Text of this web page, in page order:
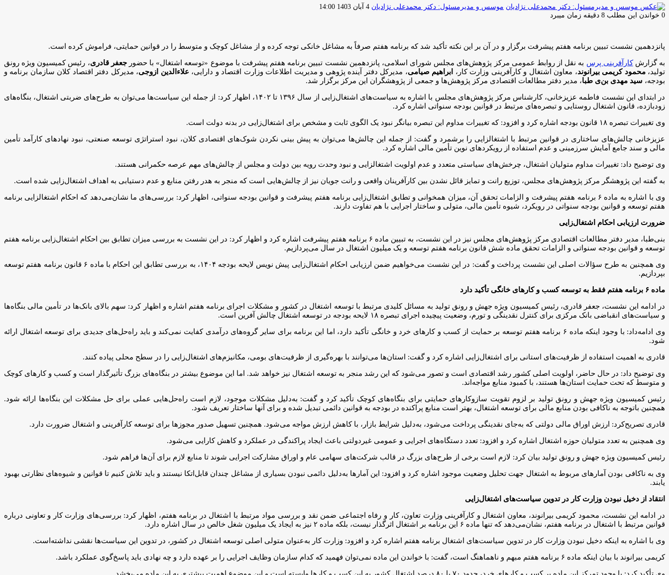
موسس و مدیرمسئول: دکتر محمدعلی نژادیان ارسال
4 آبان 1403 14:00
0 خواندن این مطلب 8 دقیقه زمان میبرد
پانزدهمین نشست تبیین برنامه هفتم پیشرفت برگزار و در آن بر این نکته تأکید شد که برنامه هفتم صرفاً به مشاغل خانکی توجه کرده و از مشاغل کوچک و متوسط را در قوانین حمایتی، فراموش کرده است.
به گزارشکارآفرینی پرس به نقل از روابط عمومی مرکز پژوهش‌های مجلس شورای اسلامی، پانزدهمین نشست تبیین برنامه هفتم پیشرفت با موضوع «توسعه اشتغال» با حضورجعفر قادری، رئیس کمیسیون ویژه رونق
تولید،محمود کریمی بیرانوند، معاون اشتغال و کارآفرینی وزارت کار، ابراهیم صیامی، مدیرکل دفتر آینده پژوهی و مدیریت اطلاعات وزارت اقتصاد و دارایی، علاءالدین ازوجی، مدیرکل دفتر اقتصاد کلان سازمان برنامه و
بودجه، سید مهدی بن‌ی طبا، مدیر دفتر مطالعات اقتصادی مرکز پژوهش‌ها و جمعی از پژوهشگران این مرکز برگزار شد.
در ابتدای این نشست فاطمه عزیزخانی، کارشناس مرکز پژوهش‌های مجلس با اشاره به سیاست‌های اشتغال‌زایی از سال ۱۳۹۶ تا ۱۴۰۲، اظهار کرد: از جمله این سیاست‌ها می‌توان به طرح‌های ضربتی اشتغال، بنگاه‌های
زودبازده، قانون اشتغال روستایی و تبصره‌های مرتبط در قوانین بودجه سنواتی اشاره کرد.
وی تغییرات تبصره ۱۸ قانون بودجه اشاره کرد و افزود: که تغییرات مداوم این تبصره بیانگر نبود یک الگوی ثابت و مشخص برای اشتغال‌زایی در بدنه دولت است.
عزیزخانی چالش‌های ساختاری در قوانین مرتبط با اشتغالزایی را برشمرد و گفت: از جمله این چالش‌ها می‌توان به پیش بینی نکردن شوک‌های اقتصادی کلان، نبود استراتژی توسعه صنعتی، نبود نهادهای کارآمد تأمین
مالی و سند جامع آمایش سرزمینی و عدم استفاده از رویکردهای نوین تأمین مالی اشاره کرد.
وی توضیح داد: تغییرات مداوم متولیان اشتغال، چرخش‌های سیاستی متعدد و عدم اولویت اشتغالزایی و نبود وحدت رویه بین دولت و مجلس از چالش‌های مهم عرصه حکمرانی هستند.
به گفته این پژوهشگر مرکز پژوهش‌های مجلس، توزیع رانت و تمایز قائل نشدن بین کارآفرینان واقعی و رانت جویان نیز از چالش‌هایی است که منجر به هدر رفتن منابع و عدم دستیابی به اهداف اشتغال‌زایی شده است.
وی با اشاره به ماده ۶ برنامه هفتم پیشرفت و الزامات تحقق آن، میزان همخوانی و تطابق اشتغال‌زایی برنامه هفتم پیشرفت و قوانین بودجه سنواتی، اظهار کرد: بررسی‌های ما نشان‌می‌دهد که احکام اشتغالزایی برنامه
هفتم توسعه و قوانین بودجه سنواتی در رویکرد، شیوه تأمین مالی، متولی و ساختار اجرایی با هم تفاوت دارند.
ضرورت ارزیابی احکام اشتغال‌زایی
بنی‌طبا، مدیر دفتر مطالعات اقتصادی مرکز پژوهش‌های مجلس نیز در این نشست، به تبیین ماده ۶ برنامه هفتم پیشرفت اشاره کرد و اظهار کرد: در این نشست به بررسی میزان تطابق بین احکام اشتغال‌زایی برنامه هفتم
توسعه و قوانین بودجه سنواتی و الزامات تحقق ماده شش قانون برنامه هفتم توسعه و یک میلیون اشتغال در سال می‌پردازیم.
وی همچنین به طرح سؤالات اصلی این نشست پرداخت و گفت: در این نشست می‌خواهیم ضمن ارزیابی احکام اشتغال‌زایی پیش نویس لایحه بودجه ۱۴۰۴، به بررسی تطابق این احکام با ماده ۶ قانون برنامه هفتم توسعه
بپردازیم.
ماده ۶ برنامه هفتم فقط به توسعه کسب و کارهای خانگی تأکید دارد
در ادامه این نشست، جعفر قادری، رئیس کمیسیون ویژه جهش و رونق تولید به مسائل کلیدی مرتبط با توسعه اشتغال در کشور و مشکلات اجرای برنامه هفتم اشاره و اظهار کرد: سهم بالای بانک‌ها در تأمین مالی بنگاه‌ها
و سیاست‌های انقباضی بانک مرکزی برای کنترل نقدینگی و تورم، وضعیت پیچیده اجرای تبصره ۱۸ لایحه بودجه در توسعه اشتغال چالش آفرین است.
وی ادامه‌داد: با وجود اینکه ماده ۶ برنامه هفتم توسعه بر حمایت از کسب و کارهای خرد و خانگی تأکید دارد، اما این برنامه برای سایر گروه‌های درآمدی کفایت نمی‌کند و باید راه‌حل‌های جدیدی برای توسعه اشتغال ارائه
شود.
قادری به اهمیت استفاده از ظرفیت‌های استانی برای اشتغال‌زایی اشاره کرد و گفت: استان‌ها می‌توانند با بهره‌گیری از ظرفیت‌های بومی، مکانیزم‌های اشتغال‌زایی را در سطح محلی پیاده کنند.
وی توضیح داد: در حال حاضر، اولویت اصلی کشور رشد اقتصادی است و تصور می‌شود که این رشد منجر به توسعه اشتغال نیز خواهد شد. اما این موضوع بیشتر در بنگاه‌های بزرگ تأثیرگذار است و کسب و کارهای کوچک
و متوسط که تحت حمایت استان‌ها هستند، با کمبود منابع مواجه‌اند.
رئیس کمیسیون ویژه جهش و رونق تولید بر لزوم تقویت سازوکارهای حمایتی برای بنگاه‌های کوچک تأکید کرد و گفت: به‌دلیل مشکلات موجود، لازم است راه‌حل‌هایی عملی برای حل مشکلات این بنگاه‌ها ارائه شود.
همچنین باتوجه به ناکافی بودن منابع مالی برای توسعه اشتغال، بهتر است منابع پراکنده در بودجه به قوانین دائمی تبدیل شده و برای آنها ساختار تعریف شود.
قادری تصریح‌کرد: ارزش اوراق مالی دولتی که به‌جای نقدینگی پرداخت می‌شود، به‌دلیل شرایط بازار، با کاهش ارزش مواجه می‌شود. همچنین تسهیل صدور مجوزها برای توسعه کارآفرینی و اشتغال ضرورت دارد.
وی همچنین به تعدد متولیان حوزه اشتغال اشاره کرد و افزود: تعدد دستگاه‌های اجرایی و عمومی غیردولتی باعث ایجاد پراکندگی در عملکرد و کاهش کارایی می‌شود.
رئیس کمیسیون ویژه جهش و رونق تولید بیان کرد: لازم است برخی از طرح‌های بزرگ در قالب شرکت‌های سهامی عام و اوراق مشارکت اجرایی شوند تا منابع لازم برای آن‌ها فراهم شود.
وی به ناکافی بودن آمارهای مربوط به اشتغال جهت تحلیل وضعیت موجود اشاره کرد و افزود: این آمارها به‌دلیل دائمی نبودن بسیاری از مشاغل چندان قابل‌اتکا نیستند و باید تلاش کنیم تا قوانین و شیوه‌های نظارتی بهبود
یابند.
انتقاد از دخیل نبودن وزارت کار در تدوین سیاست‌های اشتغال‌زایی
در ادامه این نشست، محمود کریمی بیرانوند، معاون اشتغال و کارآفرینی وزارت تعاون، کار و رفاه اجتماعی ضمن نقد و بررسی مواد مرتبط با اشتغال در برنامه هفتم، اظهار کرد: بررسی‌های وزارت کار و تعاونی درباره
قوانین مرتبط با اشتغال در برنامه هفتم، نشان‌می‌دهد که تنها ماده ۶ این برنامه بر اشتغال اثرگذار نیست، بلکه ماده ۲ نیز به ایجاد یک میلیون شغل خالص در سال اشاره دارد.
وی با اشاره به اینکه دخیل نبودن وزارت کار در تدوین سیاست‌های اشتغال برنامه هفتم اشاره کرد و افزود: وزارت کار به‌عنوان متولی اصلی توسعه اشتغال در کشور، در تدوین این سیاست‌ها نقشی نداشته‌است.
کریمی بیرانوند با بیان اینکه ماده ۶ برنامه هفتم مبهم و ناهماهنگ است، گفت: با خواندن این ماده نمی‌توان فهمید که کدام سازمان وظایف اجرایی را بر عهده دارد و چه نهادی باید پاسخ‌گوی عملکرد باشد.
وی تأکید کرد: با وجود تمرکز این ماده بر کسب و کارهای خرد، حدود ۷۰ یا ۸۰ درصد اشتغال کشور به این کسب و کارها وابسته است و این موضوع اهمیت بیشتری به این ماده می‌بخشد.